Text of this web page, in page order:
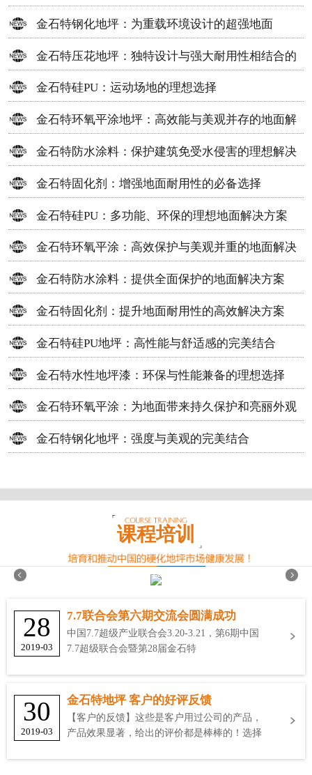
选择
金石特钢化地坪：为重载环境设计的超强地面
金石特压花地坪：独特设计与强大耐用性相结合的
地面材料
金石特硅PU：运动场地的理想选择
金石特环氧平涂地坪：高效能与美观并存的地面解
决方案
金石特防水涂料：保护建筑免受水侵害的理想解决
方案
金石特固化剂：增强地面耐用性的必备选择
金石特硅PU：多功能、环保的理想地面解决方案
金石特环氧平涂：高效保护与美观并重的地面解决
方案
金石特防水涂料：提供全面保护的地面解决方案
金石特固化剂：提升地面耐用性的高效解决方案
金石特硅PU地坪：高性能与舒适感的完美结合
金石特水性地坪漆：环保与性能兼备的理想选择
金石特环氧平涂：为地面带来持久保护和亮丽外观
金石特钢化地坪：强度与美观的完美结合
课程培训
28
2019-03
7.7联合会第六期交流会圆满成功
中国7.7超级产业联合会3.20-3.21，第6期中国
7.7超级联合会暨第28届金石特
30
2019-03
金石特地坪 客户的好评反馈
【客户的反馈】这些是客户用过公司的产品，
产品效果显著，给出的评价都是棒棒的！选择